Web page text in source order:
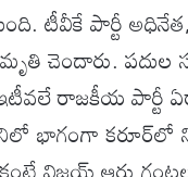
టీవీకే పార్టీ
చెందారు.
రాజకీయ పార్టీ
దీనిలో భాగంగా